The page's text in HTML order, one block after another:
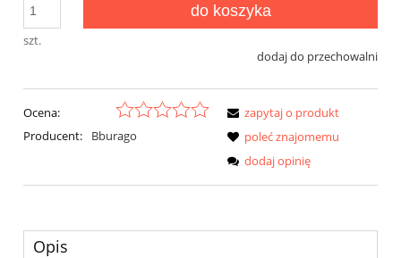
szt.
do koszyka
dodaj do przechowalni
Ocena:
Producent:
Bburago
zapytaj o produkt
poleć znajomemu
dodaj opinię
Opis